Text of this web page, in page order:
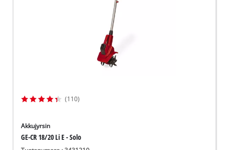
(110)
Akkujyrsin
GE-CR 18/20 Li E - Solo